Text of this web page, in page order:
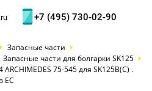
+7 (495) 730-02-90
Запасные части
Запасные части для болгарки SK125
75-545 для SK125B(С) .
ЕС